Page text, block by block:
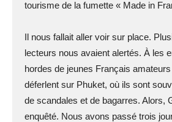
tourisme de la fumette « Made in
Il nous fallait aller voir sur place.
lecteurs nous avaient alertés. À les
hordes de jeunes Français
déferlent sur Phuket, où ils sont
de scandales et de bagarres. Alors,
enquêté. Nous avons passé trois